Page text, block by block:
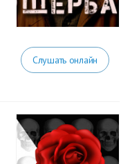
Слушать онлайн